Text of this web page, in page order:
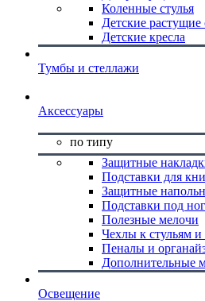
Коленные стулья
Детские растущие
Детские кресла
Тумбы и стеллажи
Аксессуары
по типу
Защитные
Подставки для
Защитные
Подставки под
Полезные мелочи
Чехлы к стульям и
Пеналы и
Дополнительные
Освещение